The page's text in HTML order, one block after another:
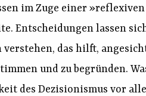
im Zuge einer
Entscheidungen lassen
das hilft,
und zu begründen.
des Dezisionismus vor